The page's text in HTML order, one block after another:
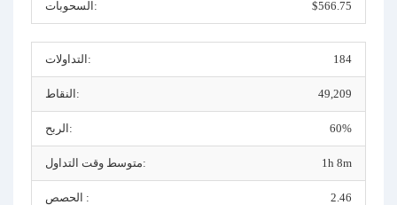
السحوبات: $566.75
التداولات: 184
النقاط: 49,209
الربح: 60%
متوسط وقت التداول: 1h 8m
الحصص : 2.46